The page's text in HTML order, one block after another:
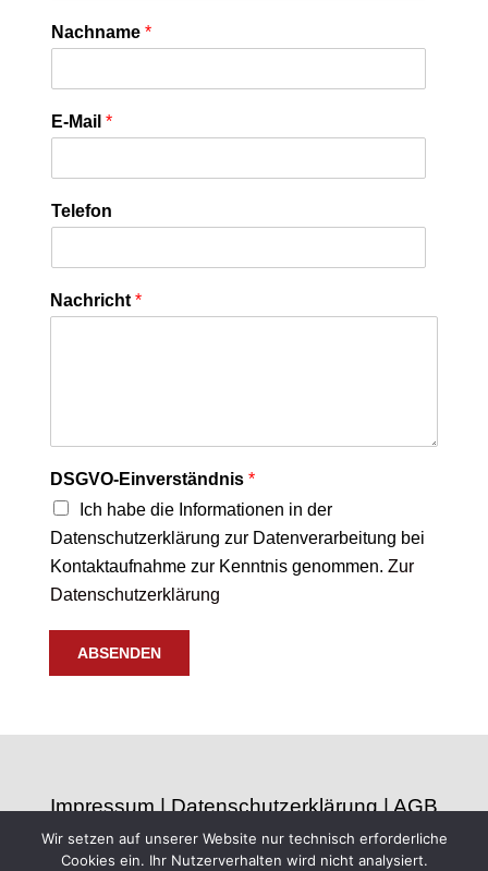
Nachname *
E-Mail *
Telefon
Nachricht *
DSGVO-Einverständnis *
Ich habe die Informationen in der
Datenschutzerklärung zur Datenverarbeitung bei
Kontaktaufnahme zur Kenntnis genommen. Zur
Datenschutzerklärung
ABSENDEN
Impressum|Datenschutzerklärung|AGB
|Vertrag kündigen |Designed by
Wir setzen auf unserer Website nur technisch erforderliche
Cookies ein. Ihr Nutzerverhalten wird nicht analysiert.